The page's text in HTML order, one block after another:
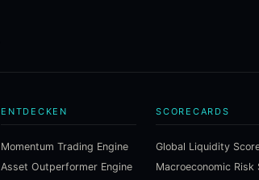
ENTDECKEN
Momentum Trading Engine
Asset Outperformer Engine
SCORECARDS
Global Liquidity